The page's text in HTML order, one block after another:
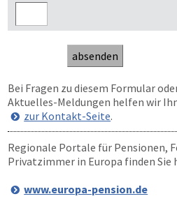
Bei Fragen zu diesem Formular
Aktuelles-Meldungen helfen wir
zur Kontakt-Seite.
Regionale Portale für Pensionen,
Privatzimmer in Europa finden Sie
www.europa-pension.de